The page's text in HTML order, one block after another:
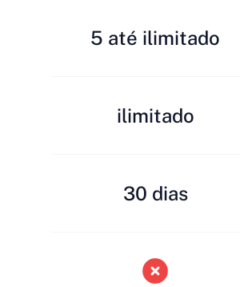
5 até ilimitado
ilimitado
30 dias